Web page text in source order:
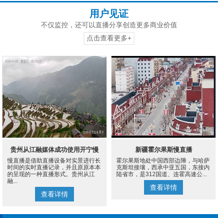
用户见证
不仅监控，还可以直播分享创造更多商业价值
点击查看更多+
贵州从江融媒体成功使用开宁慢
直播设备案例
慢直播是借助直播设备对实景进行长
时间的实时直播记录，并且原原本本
的呈现的一种直播形式。贵州从江
融...
查看详情
新疆霍尔果斯慢直播
霍尔果斯地处中国西部边陲，与哈萨
克斯坦接壤，西承中亚五国，东接内
陆省市，是312国道、连霍高速公...
查看详情